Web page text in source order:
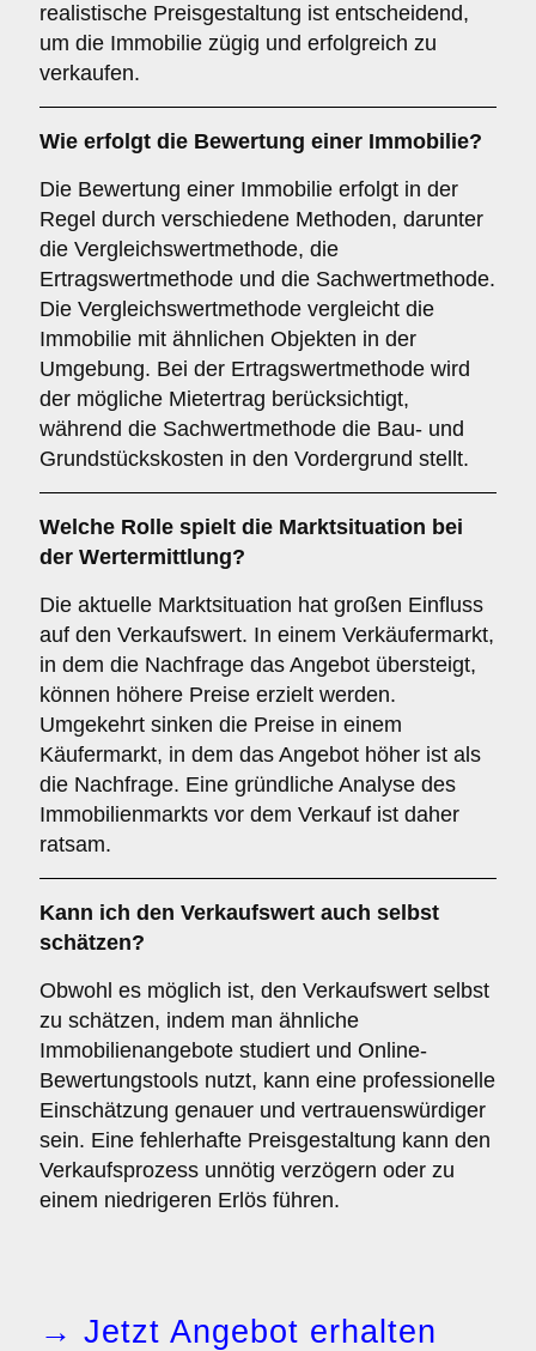
realistische Preisgestaltung ist entscheidend,
um die Immobilie zügig und erfolgreich zu
verkaufen.
Wie erfolgt die Bewertung einer Immobilie?
Die Bewertung einer Immobilie erfolgt in der
Regel durch verschiedene Methoden, darunter
die Vergleichswertmethode, die
Ertragswertmethode und die Sachwertmethode.
Die Vergleichswertmethode vergleicht die
Immobilie mit ähnlichen Objekten in der
Umgebung. Bei der Ertragswertmethode wird
der mögliche Mietertrag berücksichtigt,
während die Sachwertmethode die Bau- und
Grundstückskosten in den Vordergrund stellt.
Welche Rolle spielt die Marktsituation bei
der Wertermittlung?
Die aktuelle Marktsituation hat großen Einfluss
auf den Verkaufswert. In einem Verkäufermarkt,
in dem die Nachfrage das Angebot übersteigt,
können höhere Preise erzielt werden.
Umgekehrt sinken die Preise in einem
Käufermarkt, in dem das Angebot höher ist als
die Nachfrage. Eine gründliche Analyse des
Immobilienmarkts vor dem Verkauf ist daher
ratsam.
Kann ich den Verkaufswert auch selbst
schätzen?
Obwohl es möglich ist, den Verkaufswert selbst
zu schätzen, indem man ähnliche
Immobilienangebote studiert und Online-
Bewertungstools nutzt, kann eine professionelle
Einschätzung genauer und vertrauenswürdiger
sein. Eine fehlerhafte Preisgestaltung kann den
Verkaufsprozess unnötig verzögern oder zu
einem niedrigeren Erlös führen.
→ Jetzt Angebot erhalten